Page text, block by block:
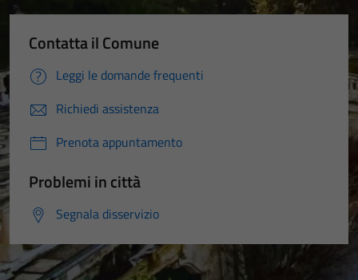
Contatta il Comune
Leggi le domande frequenti
Richiedi assistenza
Prenota appuntamento
Problemi in città
Segnala disservizio